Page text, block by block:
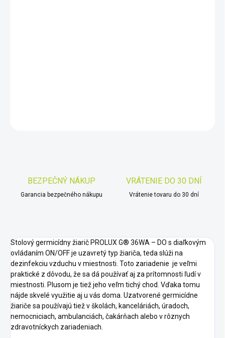
BEZPEČNÝ NÁKUP
Garancia bezpečného nákupu
VRÁTENIE DO 30 DNÍ
Vrátenie tovaru do 30 dní
Stolový germicídny žiarič PROLUX G® 36WA – DO s diaľkovým
ovládaním ON/OFF je uzavretý typ žiariča, teda slúži na
dezinfekciu vzduchu v miestnosti. Toto zariadenie je veľmi
praktické z dôvodu, že sa dá používať aj za prítomnosti ľudí v
miestnosti. Plusom je tiež jeho veľm tichý chod. Vďaka tomu
nájde skvelé využitie aj u vás doma. Uzatvorené germicídne
žiariče sa používajú tiež v školách, kanceláriách, úradoch,
nemocniciach, ambulanciách, čakárňach alebo v rôznych
zdravotníckych zariadeniach.